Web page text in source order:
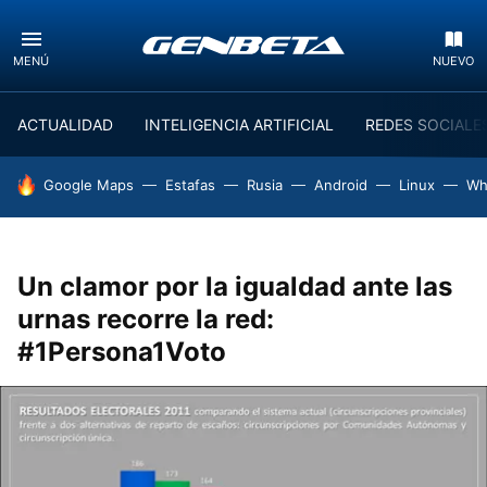
MENÚ NUEVO
ACTUALIDAD INTELIGENCIA ARTIFICIAL REDES
HOY SE HABLA DE
Google Maps Estafas Rusia Android Linux
Un clamor por la igualdad ante las
urnas recorre la red:
#1Persona1Voto